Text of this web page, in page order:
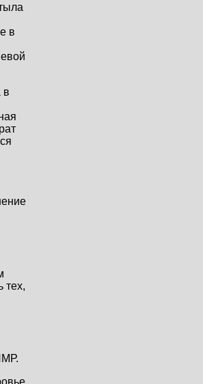
в
в
тех,